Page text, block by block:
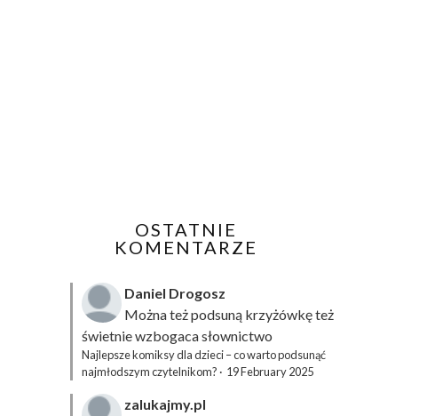
OSTATNIE
KOMENTARZE
Daniel Drogosz
Można też podsuną krzyżówkęteż
świetnie wzbogaca słownictwo
Najlepsze komiksy dla dzieci – co warto podsunąć
najmłodszym czytelnikom? · 19 February 2025
zalukajmy.pl